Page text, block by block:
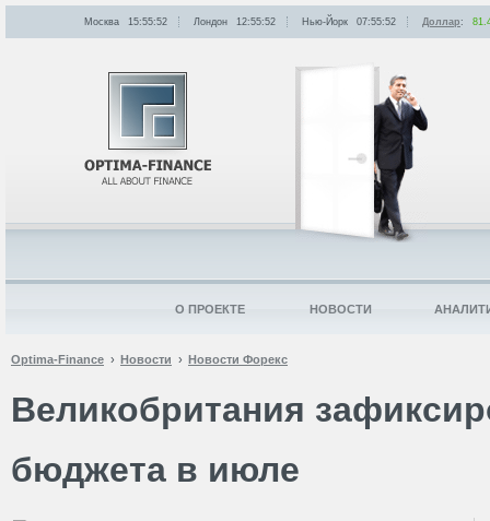
Optima-Finance Новости Новости Форекс
Великобритания
бюджета в июле
Москва 15:55:52 Лондон 12:55:52 Нью-Йорк 07:55:52 Доллар:
О ПРОЕКТЕ НОВОСТИ